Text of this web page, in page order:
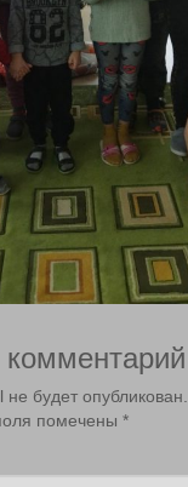
будет опубликован.
помечены *